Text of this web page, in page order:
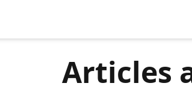
Articles